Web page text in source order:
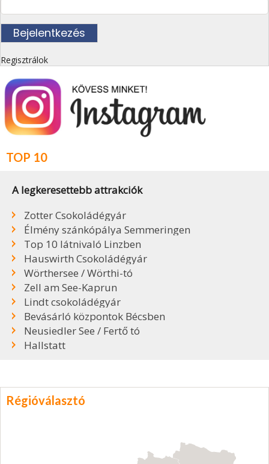
Regisztrálok
TOP 10
A legkeresettebb attrakciók
Zotter Csokoládégyár
Élmény szánkópálya Semmeringen
Top 10 látnivaló Linzben
Hauswirth Csokoládégyár
Wörthersee / Wörthi-tó
Zell am See-Kaprun
Lindt csokoládégyár
Bevásárló központok Bécsben
Neusiedler See / Fertő tó
Hallstatt
Régióválasztó